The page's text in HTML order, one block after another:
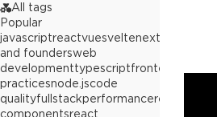
All tags
Popular
javascriptreactvuesveltenext.js
and foundersweb
developmenttypescriptfrontend
practicesnode.jscode
qualityfullstackperformancereact
componentsreact